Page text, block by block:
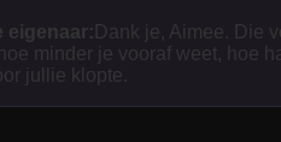
eigenaar: Dank je, Aimee. Die
minder je vooraf weet, hoe
jullie klopte.